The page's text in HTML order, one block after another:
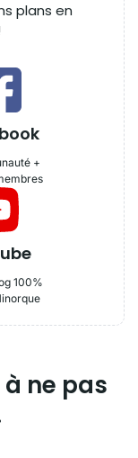
plans en
+
100%
ne pas